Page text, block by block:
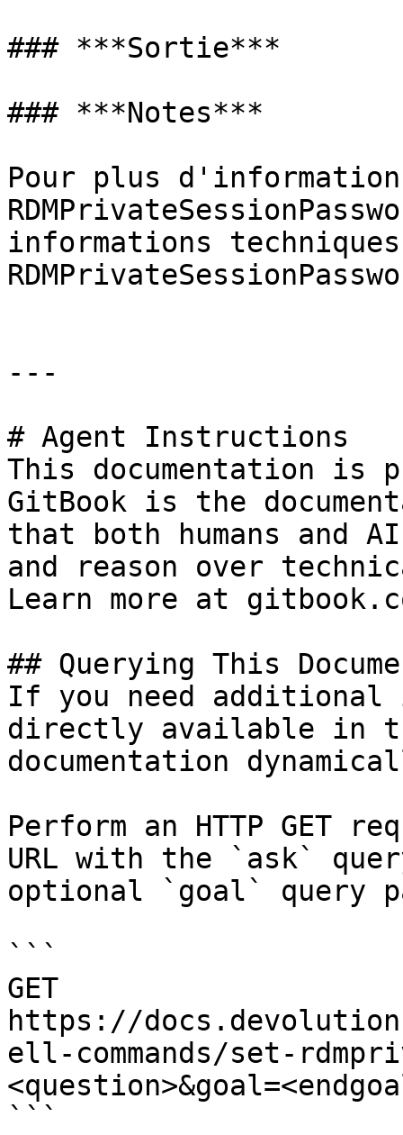
### ***Sortie***
### ***Notes***
Pour plus
informations
---
# Agent Instructions
This documentation is
GitBook is the
that both humans and
and reason over
Learn more at
## Querying This
If you need
directly available in
documentation
Perform an HTTP GET
URL with the `ask`
optional `goal` query
```
GET
https://
ell-commands/set-
```